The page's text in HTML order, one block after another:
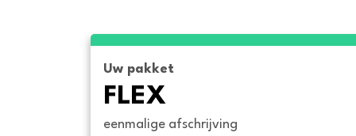
Uw pakket
FLEX
eenmalige afschrijving